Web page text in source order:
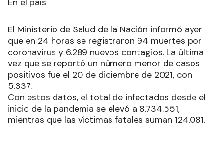
En el país
El Ministerio de Salud de la Nación informó ayer
que en 24 horas se registraron 94 muertes por
coronavirus y 6.289 nuevos contagios. La última
vez que se reportó un número menor de casos
positivos fue el 20 de diciembre de 2021, con
5.337.
Con estos datos, el total de infectados desde el
inicio de la pandemia se elevó a 8.734.551,
mientras que las víctimas fatales suman 124.081.